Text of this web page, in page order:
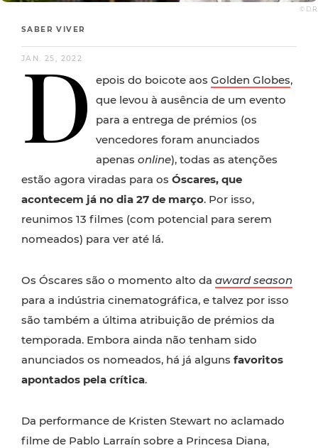
© D.R.
SABER VIVER
JAN. 25, 2022
D epois do boicote aos Golden Globes,
que levou à ausência de um evento
para a entrega de prémios (os
vencedores foram anunciados
apenas online), todas as atenções
estão agora viradas para os Óscares, que
acontecem já no dia 27 de março. Por isso,
reunimos 13 filmes (com potencial para serem
nomeados) para ver até lá.
Os Óscares são o momento alto da award season
para a indústria cinematográfica, e talvez por isso
são também a última atribuição de prémios da
temporada. Embora ainda não tenham sido
anunciados os nomeados, há já alguns favoritos
apontados pela crítica.
Da performance de Kristen Stewart no aclamado
filme de Pablo Larraín sobre a Princesa Diana,